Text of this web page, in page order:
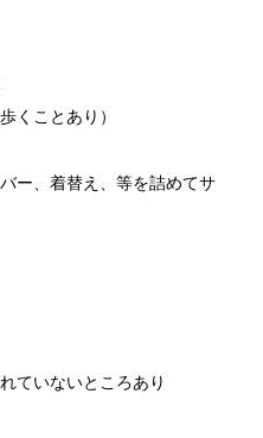
くことあり）
ー、着替え、等を詰めてサ
ていないところあり